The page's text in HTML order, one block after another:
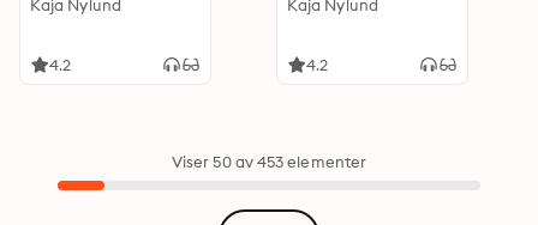
Kaja Nylund
4.2
Kaja Nylund
4.2
Viser 50 av 453 elementer